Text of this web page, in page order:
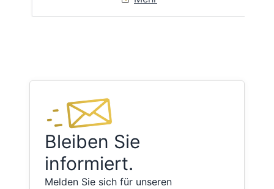
Bleiben Sie
informiert.
Melden Sie sich für unseren